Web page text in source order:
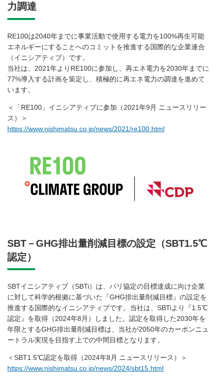
力調達
RE100は2040年までに事業活動で使用する電力を100%再生可能
エネルギーにすることへのコミットを推進する国際的な企業連合
（イニシアティブ）です。
当社は、2021年よりRE100に参加し、再エネ電力を2030年までに
77%導入する計画を策定し、積極的に再エネ電力の調達を進めて
います。
＜「RE100」イニシアティブに参加（2021年9月 ニュースリリー
ス）＞
https://www.nishimatsu.co.jp/news/2021/re100.html
SBT－GHG排出量削減目標の設定（SBT1.5℃
認定）
SBTイニシアティブ（SBTi）は、パリ協定の目標達成に向け企業
に対して科学的根拠に基づいた『GHG排出量削減目標』の設定を
推進する国際的なイニシアティブです。当社は、SBTiより『1.5℃
認定』を取得（2024年8月）しました。認定を取得した2030年を
年限とするGHG排出量削減目標は、当社が2050年のカーボンニュ
ートラル実現を目指す上での中間目標となります。
＜SBT1.5℃認定を取得（2024年8月 ニュースリリース）＞
https://www.nishimatsu.co.jp/news/2024/sbt15.html